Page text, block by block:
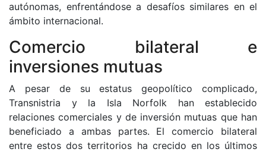
autónomas, enfrentándose a desafíos similares en el
ámbito internacional.
Comercio bilateral e
inversiones mutuas
A pesar de su estatus geopolítico complicado,
Transnistria y la Isla Norfolk han establecido
relaciones comerciales y de inversión mutuas que han
beneficiado a ambas partes. El comercio bilateral
entre estos dos territorios ha crecido en los últimos